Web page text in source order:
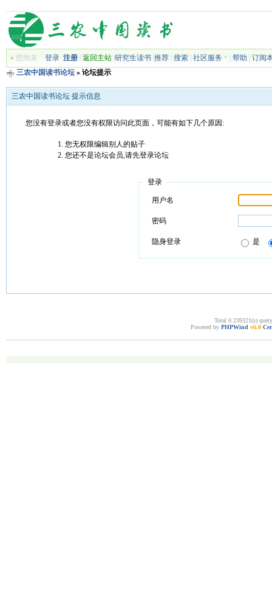
»您尚未 登录 注册| 返回主站| 研究生读书| 推荐| 搜索| 社区服务 帮助
订阅
三农中国读书论坛» 论坛提示
三农中国读书论坛 提示信息
您没有登录或者您没有权限访问此页面，可能有如下几个原因:
您无权限编辑别人的贴子
您还不是论坛会员,请先登录论坛
登录
用户名
密码
隐身登录 是
Total 0.239321(s)
Powered by PHPWind v6.0